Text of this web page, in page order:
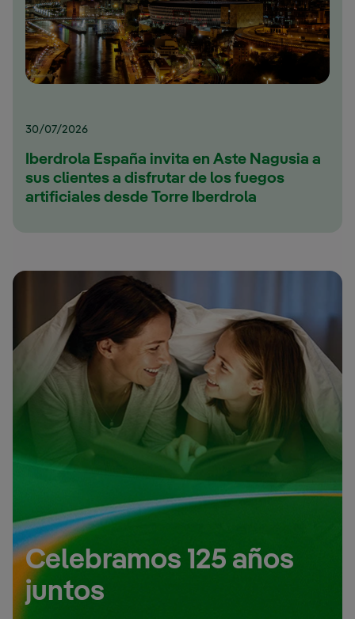
30/07/2026
Iberdrola España invita en Aste Nagusia a
sus clientes a disfrutar de los fuegos
artificiales desde Torre Iberdrola
Celebramos 125 años
juntos